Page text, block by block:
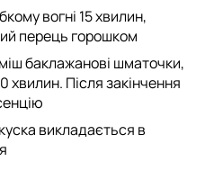
вогні 15 хвилин,
перець горошком
баклажанові шматочки,
хвилин. Після закінчення
викладається в